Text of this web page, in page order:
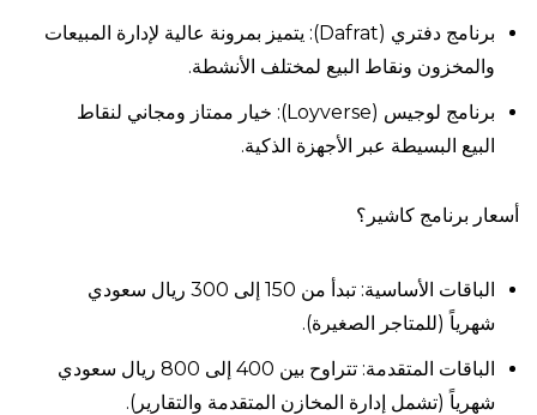
برنامج دفتري (Dafrat): يتميز بمرونة عالية لإدارة المبيعات
والمخزون ونقاط البيع لمختلف الأنشطة.
برنامج لوجيس (Loyverse): خيار ممتاز ومجاني لنقاط
البيع البسيطة عبر الأجهزة الذكية.
أسعار برنامج كاشير؟
الباقات الأساسية: تبدأ من 150 إلى 300 ريال سعودي
شهرياً (للمتاجر الصغيرة).
الباقات المتقدمة: تتراوح بين 400 إلى 800 ريال سعودي
شهرياً (تشمل إدارة المخازن المتقدمة والتقارير).